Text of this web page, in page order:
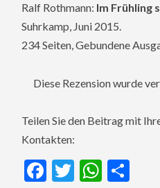
Ralf Rothmann: Im Frühling
Suhrkamp, Juni 2015.
234 Seiten, Gebundene
Diese Rezension wurde
Teilen Sie den Beitrag mit
Kontakten:
Facebook
Twitter